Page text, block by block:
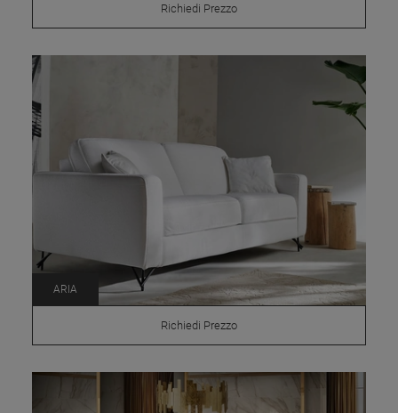
Richiedi Prezzo
ARIA
Richiedi Prezzo